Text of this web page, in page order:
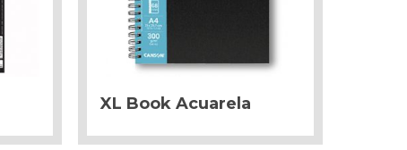
XL Book Acuarela